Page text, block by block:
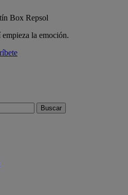
Box Repsol
la emoción.